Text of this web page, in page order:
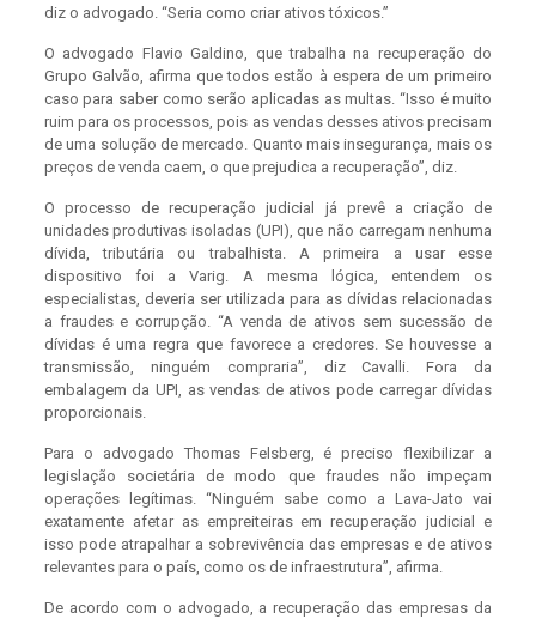
diz o advogado. “Seria como criar ativos tóxicos.”
O advogado Flavio Galdino, que trabalha na recuperação do
Grupo Galvão, afirma que todos estão à espera de um primeiro
caso para saber como serão aplicadas as multas. “Isso é muito
ruim para os processos, pois as vendas desses ativos precisam
de uma solução de mercado. Quanto mais insegurança, mais os
preços de venda caem, o que prejudica a recuperação”, diz.
O processo de recuperação judicial já prevê a criação de
unidades produtivas isoladas (UPI), que não carregam nenhuma
dívida, tributária ou trabalhista. A primeira a usar esse
dispositivo foi a Varig. A mesma lógica, entendem os
especialistas, deveria ser utilizada para as dívidas relacionadas
a fraudes e corrupção. “A venda de ativos sem sucessão de
dívidas é uma regra que favorece a credores. Se houvesse a
transmissão, ninguém compraria”, diz Cavalli. Fora da
embalagem da UPI, as vendas de ativos pode carregar dívidas
proporcionais.
Para o advogado Thomas Felsberg, é preciso flexibilizar a
legislação societária de modo que fraudes não impeçam
operações legítimas. “Ninguém sabe como a Lava-Jato vai
exatamente afetar as empreiteiras em recuperação judicial e
isso pode atrapalhar a sobrevivência das empresas e de ativos
relevantes para o país, como os de infraestrutura”, afirma.
De acordo com o advogado, a recuperação das empresas da